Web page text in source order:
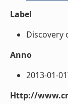
Label
Discovery
Anno
2013-01-
Http://